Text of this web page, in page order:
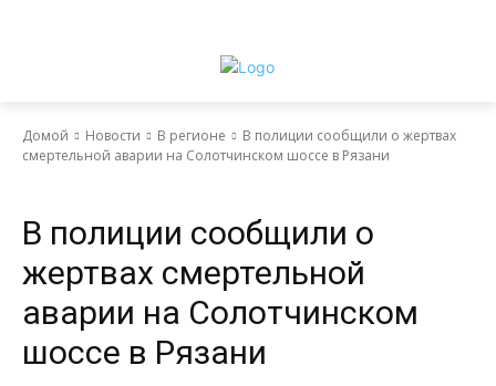
Домой Новости В регионе
В полиции сообщили о жертвах
смертельной аварии на Солотчинском шоссе в Рязани
В полиции сообщили о
жертвах смертельной
аварии на Солотчинском
шоссе в Рязани